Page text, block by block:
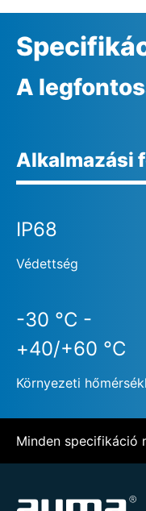
A
Alkalmazási
IP68
Védettség
-30 °C -
+40/+60 °C
Környezeti
Minden specifikáció